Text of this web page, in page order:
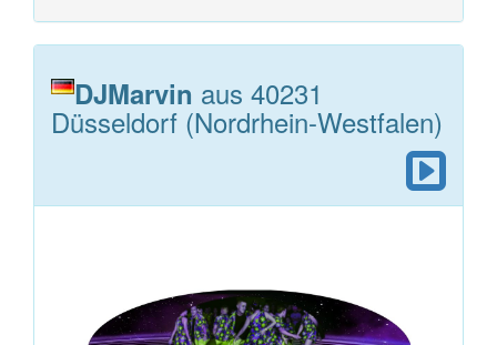
DJMarvin aus 40231
Düsseldorf (Nordrhein-Westfalen)